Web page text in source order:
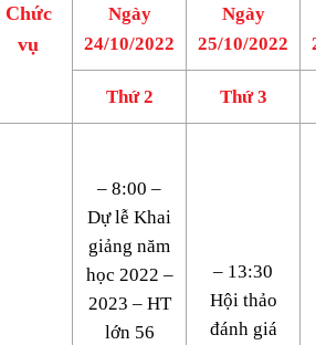
Chức
vụ
Ngày
24/10/2022
Ngày
25/10/2022
Thứ 2 Thứ 3
– 8:00 –
Dự lễ Khai
giảng năm
học 2022 –
2023 – HT
lớn 56
– 13:30
Hội thảo
đánh giá